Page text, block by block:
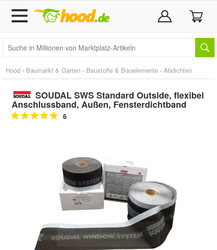
Hood › Baumarkt & Garten › Baustoffe & Bauelemente › Abdichten
SOUDAL SWS Standard Outside, flexibel
Anschlussband, Außen, Fensterdichtband
6
Doppelt antippen zum
vergrößern